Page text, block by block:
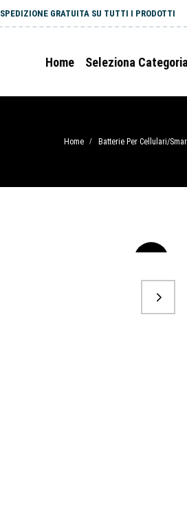
SPEDIZIONE GRATUITA SU TUTTI I PRODOTTI
Home Seleziona Categoria
Home / Batterie Per Cellulari/